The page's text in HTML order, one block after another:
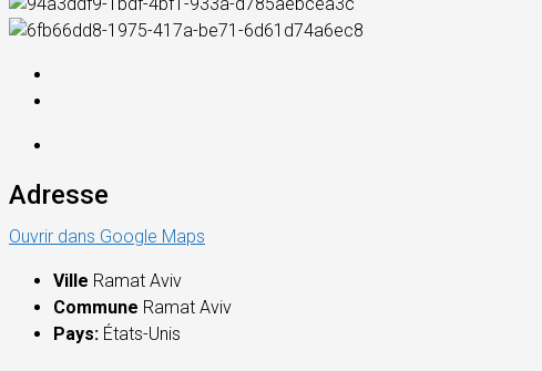
Adresse
Ouvrir dans Google Maps
Ville Ramat Aviv
Commune Ramat Aviv
Pays: États-Unis